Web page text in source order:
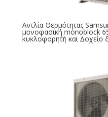
Αντλία Θερμότητας
μονοφασική monoblock
κυκλοφορητή και Δοχείο